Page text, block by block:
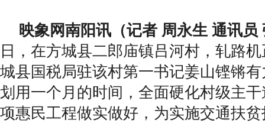
映象网南阳讯（记者 周永生 通讯员
日，在方城县二郎庙镇吕河村，轧路
城县国税局驻该村第一书记姜山铿锵
划用一个月的时间，全面硬化村级主
项惠民工程做实做好，为实施交通扶